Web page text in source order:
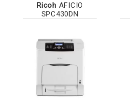
Ricoh AFICIO
SPC430DN